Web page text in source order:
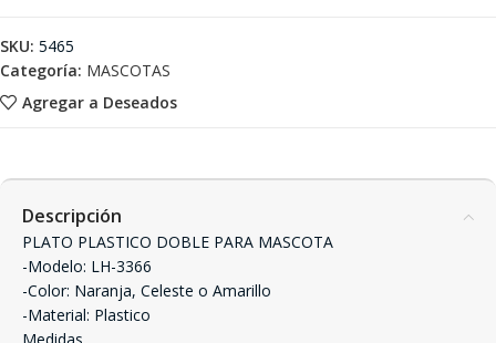
Agregar a Deseados
SKU: 5465
Categoría: MASCOTAS
Descripción
PLATO PLASTICO DOBLE PARA MASCOTA
-Modelo: LH-3366
-Color: Naranja, Celeste o Amarillo
-Material: Plastico